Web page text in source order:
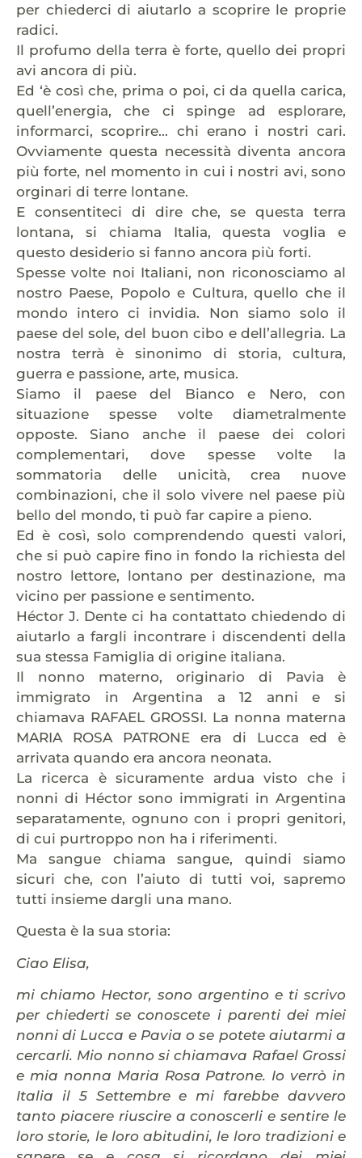
per chiederci di aiutarlo a scoprire le proprie
radici.
Il profumo della terra è forte, quello dei propri
avi ancora di più.
Ed ‘è così che, prima o poi, ci da quella carica,
quell’energia, che ci spinge ad esplorare,
informarci, scoprire… chi erano i nostri cari.
Ovviamente questa necessità diventa ancora
più forte, nel momento in cui i nostri avi, sono
orginari di terre lontane.
E consentiteci di dire che, se questa terra
lontana, si chiama Italia, questa voglia e
questo desiderio si fanno ancora più forti.
Spesse volte noi Italiani, non riconosciamo al
nostro Paese, Popolo e Cultura, quello che il
mondo intero ci invidia. Non siamo solo il
paese del sole, del buon cibo e dell’allegria. La
nostra terrà è sinonimo di storia, cultura,
guerra e passione, arte, musica.
Siamo il paese del Bianco e Nero, con
situazione spesse volte diametralmente
opposte. Siano anche il paese dei colori
complementari, dove spesse volte la
sommatoria delle unicità, crea nuove
combinazioni, che il solo vivere nel paese più
bello del mondo, ti può far capire a pieno.
Ed è così, solo comprendendo questi valori,
che si può capire fino in fondo la richiesta del
nostro lettore, lontano per destinazione, ma
vicino per passione e sentimento.
Héctor J. Dente ci ha contattato chiedendo di
aiutarlo a fargli incontrare i discendenti della
sua stessa Famiglia di origine italiana.
Il nonno materno, originario di Pavia è
immigrato in Argentina a 12 anni e si
chiamava RAFAEL GROSSI. La nonna materna
MARIA ROSA PATRONE era di Lucca ed è
arrivata quando era ancora neonata.
La ricerca è sicuramente ardua visto che i
nonni di Héctor sono immigrati in Argentina
separatamente, ognuno con i propri genitori,
di cui purtroppo non ha i riferimenti.
Ma sangue chiama sangue, quindi siamo
sicuri che, con l’aiuto di tutti voi, sapremo
tutti insieme dargli una mano.
Questa è la sua storia:
Ciao Elisa,
mi chiamo Hector, sono argentino e ti scrivo
per chiederti se conoscete i parenti dei miei
nonni di Lucca e Pavia o se potete aiutarmi a
cercarli. Mio nonno si chiamava Rafael Grossi
e mia nonna Maria Rosa Patrone. Io verrò in
Italia il 5 Settembre e mi farebbe davvero
tanto piacere riuscire a conoscerli e sentire le
loro storie, le loro abitudini, le loro tradizioni e